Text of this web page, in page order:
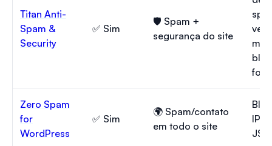
Titan Anti-
Spam &
Security
✅ Sim
🛡️ Spam +
segurança do site
Zero Spam
for
WordPress
✅ Sim
🌍 Spam/contato
em todo o site
IP/
JS/